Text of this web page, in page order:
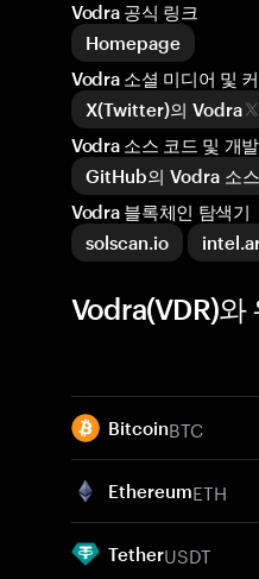
Vodra 공식 링크
Homepage
Vodra 소셜 미디어 및
X(Twitter)의 Vodra
Vodra 소스 코드 및 개
GitHub의 Vodra 소
Vodra 블록체인 탐색기
solscan.io
Vodra(VDR)와
BitcoinBTC
EthereumETH
TetherUSDT